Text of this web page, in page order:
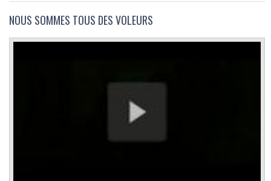
NOUS SOMMES TOUS DES VOLEURS